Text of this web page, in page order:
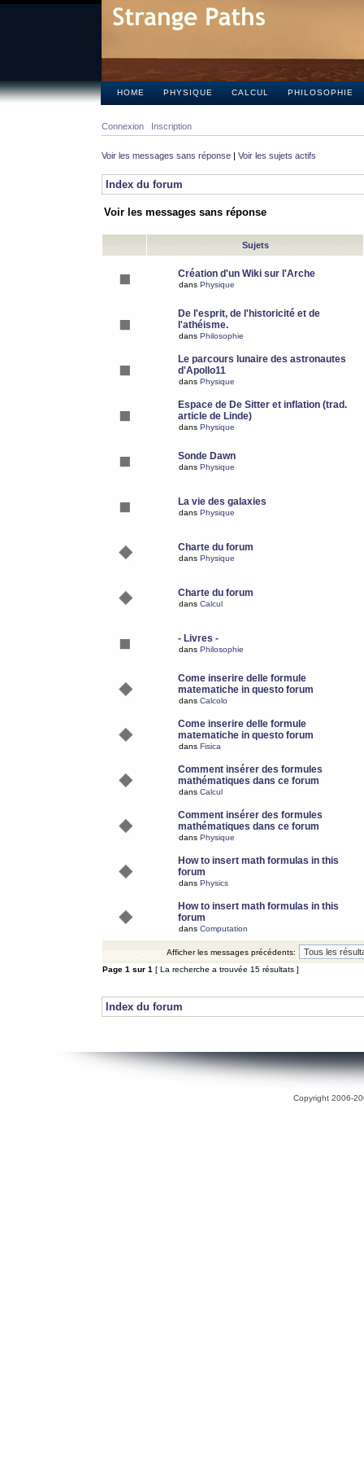
HOME PHYSIQUE CALCUL PHILOSOPHIE
Connexion Inscription
Voir les messages sans réponse | Voir les sujets actifs
Index du forum
Voir les messages sans réponse
Sujets
Création d'un Wiki sur l'Arche
dans Physique
De l'esprit, de l'historicité et de
l'athéisme.
dans Philosophie
Le parcours lunaire des astronautes
d'Apollo11
dans Physique
Espace de De Sitter et inflation (trad.
article de Linde)
dans Physique
Sonde Dawn
dans Physique
La vie des galaxies
dans Physique
Charte du forum
dans Physique
Charte du forum
dans Calcul
- Livres -
dans Philosophie
Come inserire delle formule
matematiche in questo forum
dans Calcolo
Come inserire delle formule
matematiche in questo forum
dans Fisica
Comment insérer des formules
mathématiques dans ce forum
dans Calcul
Comment insérer des formules
mathématiques dans ce forum
dans Physique
How to insert math formulas in this
forum
dans Physics
How to insert math formulas in this
forum
dans Computation
Afficher les messages précédents:
Page 1 sur 1 [ La recherche a trouvée 15 résultats ]
Index du forum
Copyright 2006-